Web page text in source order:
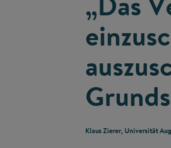
Klaus Zierer, Universität